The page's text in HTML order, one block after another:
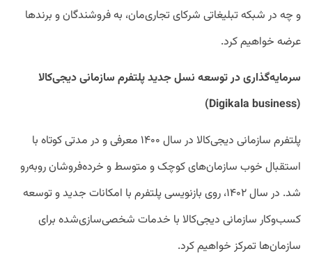
و چه در شبکه تبلیغاتی شرکای تجاری‌مان، به فروشندگان و برندها
عرضه خواهیم کرد.
سرمایه‌گذاری در توسعه نسل جدید پلتفرم سازمانی دیجی‌کالا
(Digikala business)
پلتفرم سازمانی دیجی‌کالا در سال ۱۴۰۰ معرفی و در مدتی کوتاه با
استقبال خوب سازمان‌های کوچک و متوسط و خرده‌فروشان روبه‌رو
شد. در سال ۱۴۰۲، روی بازنویسی پلتفرم با امکانات جدید و توسعه
کسب‌وکار سازمانی دیجی‌کالا با خدمات شخصی‌سازی‌شده برای
سازمان‌ها تمرکز خواهیم کرد.